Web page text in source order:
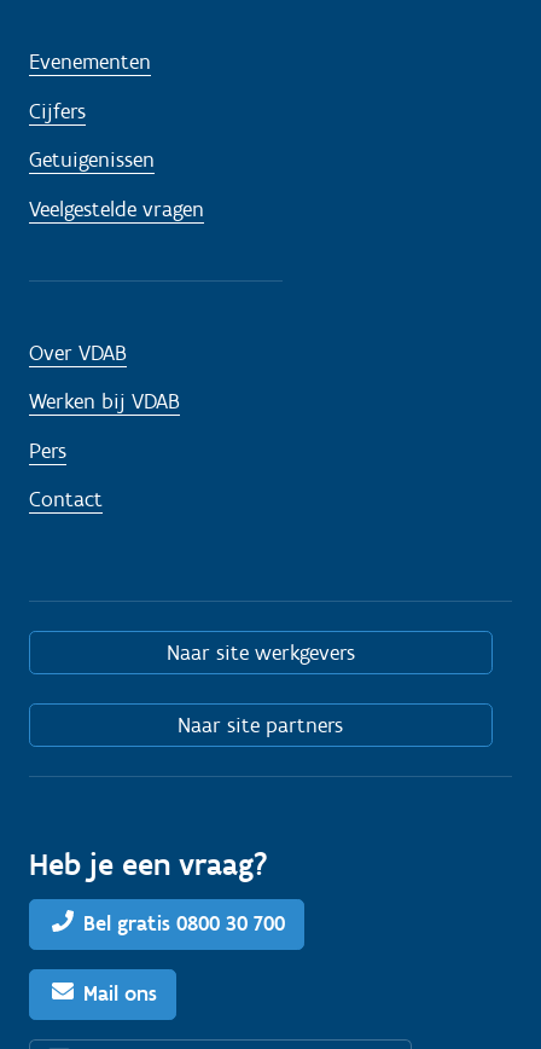
Evenementen
Cijfers
Getuigenissen
Veelgestelde vragen
Over VDAB
Werken bij VDAB
Pers
Contact
Naar site werkgevers
Naar site partners
Heb je een vraag?
Bel gratis 0800 30 700
Mail ons